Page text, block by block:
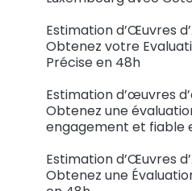
Estimation d’Œuvres
Obtenez votre
Précise en 48h
Estimation d’œuvres
Obtenez une
engagement et fiable
Estimation d’Œuvres
Obtenez une